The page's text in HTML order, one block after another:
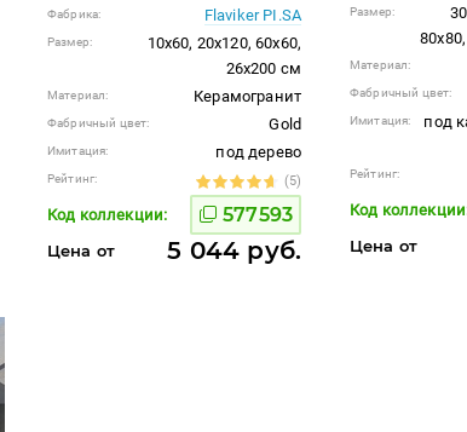
Фабрика: Flaviker PI.SA
Размер:
10x60, 20x120, 60x60,
26x200 см
Материал: Керамогранит
Фабричный цвет: Gold
Имитация: под дерево
Рейтинг: (5)
Код коллекции: 577593
Цена от 5 044 руб.
Размер:
Материал:
Фабричный цвет:
Имитация:
под
Рейтинг:
Код
Цена от